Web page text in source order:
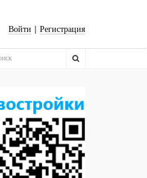
Войти | Регистрация